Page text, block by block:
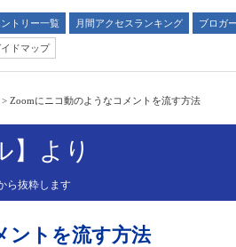
トリー一覧 月間アクセスランキング ブロガ
ドマップ
> Zoomにニコ動のようなコメントを流す方法
】より
ら抜粋します
ントを流す方法